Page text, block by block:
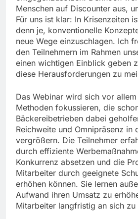
Menschen auf Discounter aus,
Für uns ist klar: In Krisenzeiten
denn je, konventionelle
neue Wege einzuschlagen. Ich
den Teilnehmern im Rahmen
einen wichtigen Einblick geben
diese Herausforderungen zu
Das Webinar wird sich vor
Methoden fokussieren, die
Bäckereibetrieben dabei
Reichweite und Omnipräsenz in
vergrößern. Die Teilnehmer
durch effiziente
Konkurrenz absetzen und die
Mitarbeiter durch geeignete
erhöhen können. Sie lernen
Aufwand ihren Umsatz zu
Mitarbeiter langfristig an sich zu